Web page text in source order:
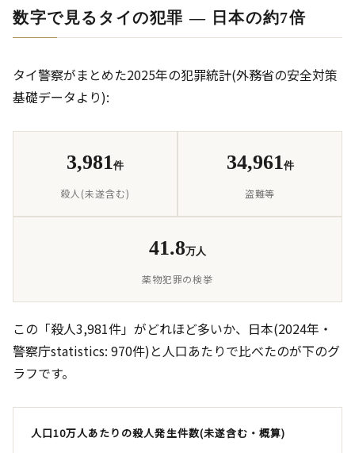
数字で見るタイの犯罪 ― 日本の約7倍
タイ警察がまとめた2025年の犯罪統計(外務省の安全対策
基礎データより):
3,981件
殺人(未遂含む)
34,961件
盗難等
41.8万人
薬物犯罪の検挙
この「殺人3,981件」がどれほど多いか、日本(2024年・
警察庁statistics: 970件)と人口あたりで比べたのが下のグ
ラフです。
人口10万人あたりの殺人発生件数(未遂含む・概算)